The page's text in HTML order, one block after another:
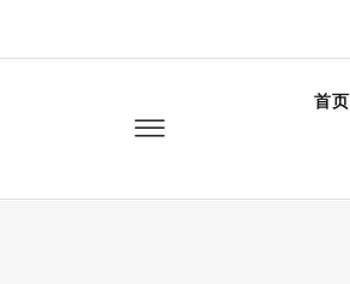
首页